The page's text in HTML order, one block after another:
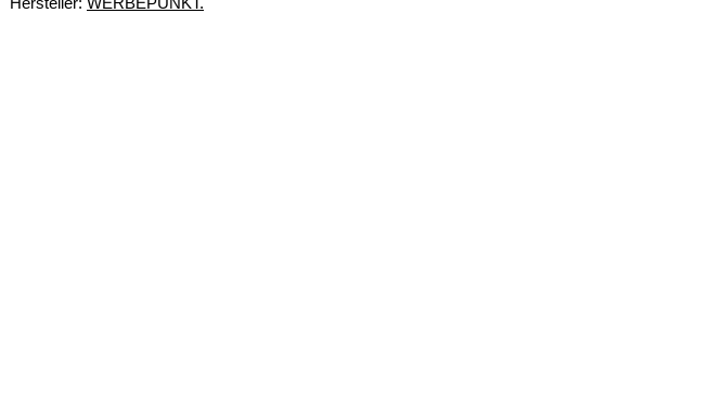
Hersteller: WERBEPUNKT.